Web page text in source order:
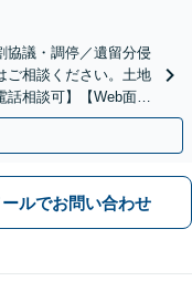
協議・調停／遺留分侵
ご相談ください。土地
話相談可】【Web面談
ポート
ールでお問い合わせ